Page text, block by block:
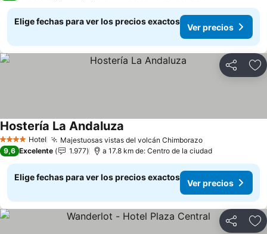
Elige fechas para ver los precios exactos
Ver precios
Compartir
4 EstrellasHotel Majestuosas vistas del volcán ChimborazoVer precios
Hostería La Andaluza
9,6 Excelente 1.977 a 17.8 km de: Centro de la ciudad
Elige fechas para ver los precios exactos
Ver precios
Compartir